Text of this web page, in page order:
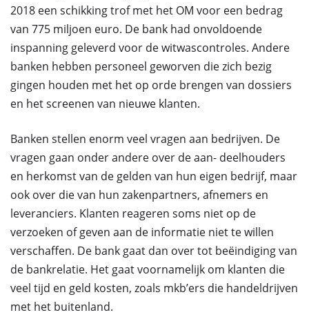
2018 een schikking trof met het OM voor een bedrag
van 775 miljoen euro. De bank had onvoldoende
inspanning geleverd voor de witwascontroles. Andere
banken hebben personeel geworven die zich bezig
gingen houden met het op orde brengen van dossiers
en het screenen van nieuwe klanten.
Banken stellen enorm veel vragen aan bedrijven. De
vragen gaan onder andere over de aan- deelhouders
en herkomst van de gelden van hun eigen bedrijf, maar
ook over die van hun zakenpartners, afnemers en
leveranciers. Klanten reageren soms niet op de
verzoeken of geven aan de informatie niet te willen
verschaffen. De bank gaat dan over tot beëindiging van
de bankrelatie. Het gaat voornamelijk om klanten die
veel tijd en geld kosten, zoals mkb’ers die handeldrijven
met het buitenland.